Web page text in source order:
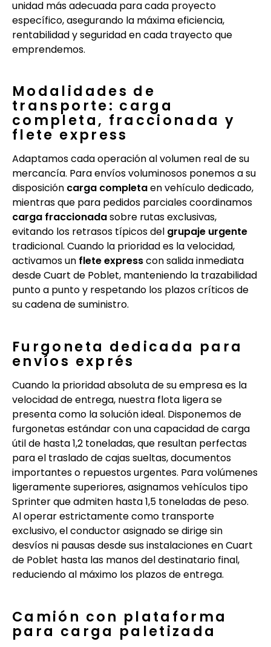
unidad más adecuada para cada proyecto
específico, asegurando la máxima eficiencia,
rentabilidad y seguridad en cada trayecto que
emprendemos.
Modalidades de
transporte: carga
completa, fraccionada y
flete express
Adaptamos cada operación al volumen real de su
mercancía. Para envíos voluminosos ponemos a su
disposición carga completaen vehículo dedicado,
mientras que para pedidos parciales coordinamos
carga fraccionadasobre rutas exclusivas,
evitando los retrasos típicos del grupaje urgente
tradicional. Cuando la prioridad es la velocidad,
activamos un flete expresscon salida inmediata
desde Cuart de Poblet, manteniendo la trazabilidad
punto a punto y respetando los plazos críticos de
su cadena de suministro.
Furgoneta dedicada para
envíos exprés
Cuando la prioridad absoluta de su empresa es la
velocidad de entrega, nuestra flota ligera se
presenta como la solución ideal. Disponemos de
furgonetas estándar con una capacidad de carga
útil de hasta 1,2 toneladas, que resultan perfectas
para el traslado de cajas sueltas, documentos
importantes o repuestos urgentes. Para volúmenes
ligeramente superiores, asignamos vehículos tipo
Sprinter que admiten hasta 1,5 toneladas de peso.
Al operar estrictamente como transporte
exclusivo, el conductor asignado se dirige sin
desvíos ni pausas desde sus instalaciones en Cuart
de Poblet hasta las manos del destinatario final,
reduciendo al máximo los plazos de entrega.
Camión con plataforma
para carga paletizada